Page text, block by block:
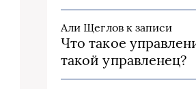
Али Щегловк записи
Что такое
такой управленец?